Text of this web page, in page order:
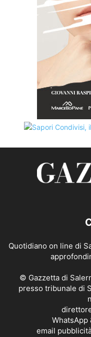
Quotidiano on line di
© Gazzetta di
presso tribunale di
WhatsApp
email